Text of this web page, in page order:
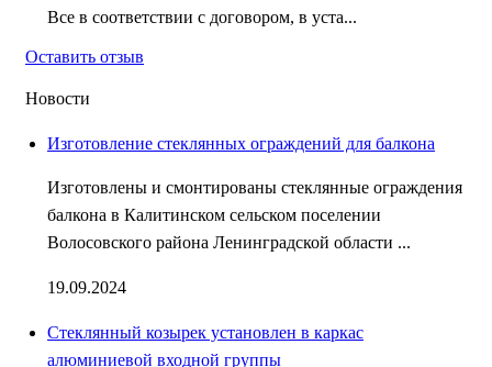
Все в соответствии с договором, в уста...
Оставить отзыв
Новости
Изготовление стеклянных ограждений для балкона
Изготовлены и смонтированы стеклянные ограждения
балкона в Калитинском сельском поселении
Волосовского района Ленинградской области ...
19.09.2024
Стеклянный козырек установлен в каркас
алюминиевой входной группы